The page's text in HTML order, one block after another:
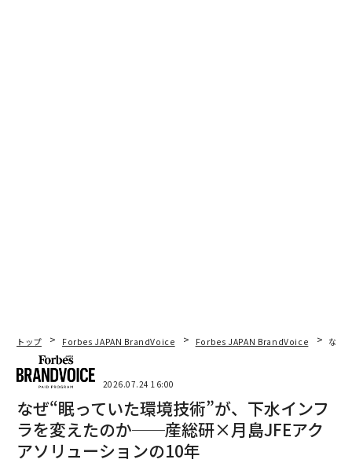
トップ Forbes JAPAN BrandVoice Forbes JAPAN BrandVoice なぜ
2026.07.24 16:00
なぜ“眠っていた環境技術”が、下水インフ
ラを変えたのか──産総研×月島JFEアク
アソリューションの10年